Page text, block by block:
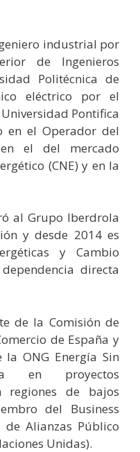
industrial por
de Ingenieros
Politécnica de
eléctrico por el
Pontifica
en el Operador del
en el del mercado
(CNE) y en la
al Grupo Iberdrola
y desde 2014 es
y Cambio
directa
de la Comisión de
de España y
ONG Energía Sin
en proyectos
regiones de bajos
del Business
Alianzas Público
Unidas).